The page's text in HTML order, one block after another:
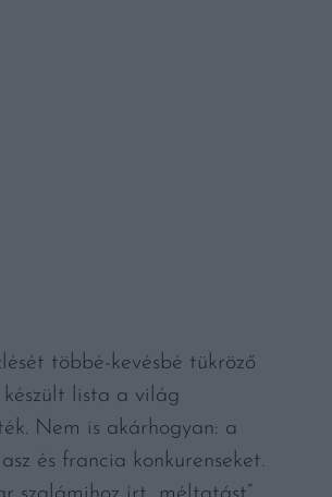
többé-kevésbé tükröző
készült lista a világ
Nem is akárhogyan: a
és francia konkurenseket.